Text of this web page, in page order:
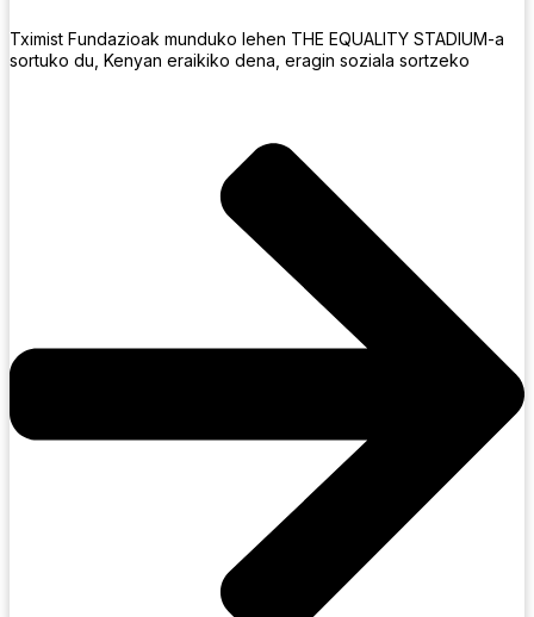
Tximist Fundazioak munduko lehen THE EQUALITY STADIUM-a
sortuko du, Kenyan eraikiko dena, eragin soziala sortzeko